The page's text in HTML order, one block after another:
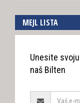
MEJL LISTA
Unesite
naš Bilten